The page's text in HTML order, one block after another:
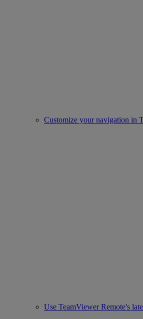
Customize your navigation in
Use TeamViewer Remote's